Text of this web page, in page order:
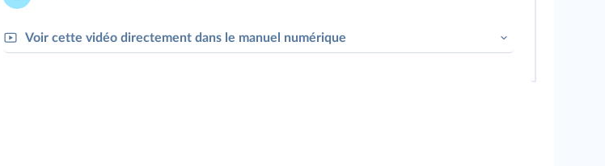
Voir cette vidéo directement dans le manuel numérique